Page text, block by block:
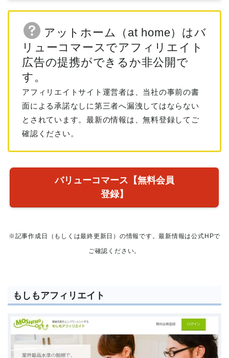
アットホーム（at home）はバ
リューコマースでアフィリエイト
広告の提携ができるか非公開で
す。
アフィリエイトサイト運営者は、当社の事前の書
面による承諾なしに第三者へ漏洩してはならない
とされています。最新の情報は、無料登録してご
確認ください。
バリューコマース【無料会員
登録】
※記事作成日（もしくは最終更新日）の情報です。最新情報は公式HPで
ご確認ください。
もしもアフィリエイト